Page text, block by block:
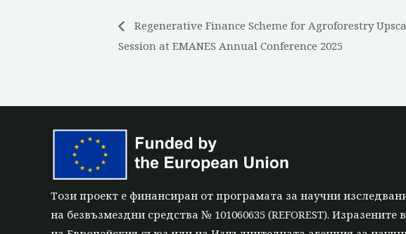
Regenerative Finance Scheme for Agroforestry
Session at EMANES Annual Conference 2025
Този проект е финансиран от програмата за научни
на безвъзмездни средства № 101060635 (REFOREST).